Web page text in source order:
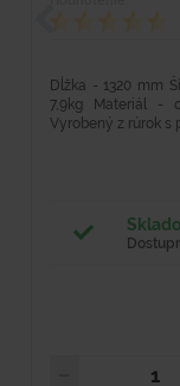
Dĺžka - 1320 mm
7,9kg Materiál -
Vyrobený z rúrok s